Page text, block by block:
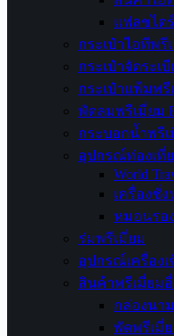
แฟลชไดร์
กระเป๋าไอทีพรี
กระเป๋าจัดระเ
กระเป๋าแฟ้มพรี
พัดลมพรีเมี่ยม
กระบอกน้ำพรีเ
อุปกรณ์ท่องเที่
World
เครื่องชั่
หมอนรอ
ร่มพรีเมี่ยม
อุปกรณ์เครื่องเ
สินค้าพรีเมี่ยม
กล่องนา
พัดพรีเมี่